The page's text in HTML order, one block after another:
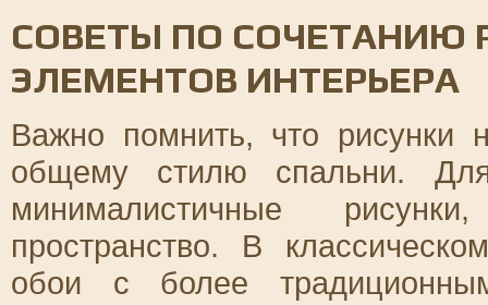
СОВЕТЫ ПО СОЧЕТАНИЮ
ЭЛЕМЕНТОВ ИНТЕРЬЕРА
Важно помнить, что рисунки
общему стилю спальни.
минималистичные
пространство. В
обои с более